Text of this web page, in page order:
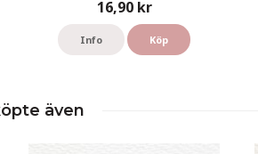
16,90 kr
Info Köp
även